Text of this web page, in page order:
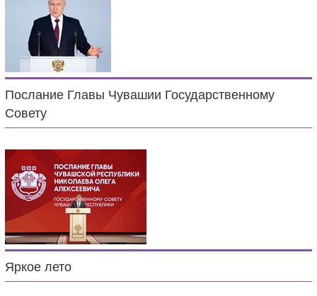
Послание Главы Чувашии Государственному
Совету
Яркое лето